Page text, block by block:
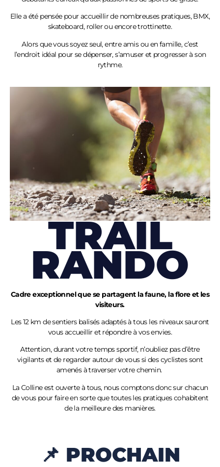
Elle a été pensée pour accueillir de nombreuses pratiques, BMX,
skateboard, roller ou encore trottinette.
Alors que vous soyez seul, entre amis ou en famille, c’est
l’endroit idéal pour se dépenser, s’amuser et progresser à son
rythme.
TRAIL
RANDO
Cadre exceptionnel que se partagent la faune, la flore et les
visiteurs.
Les 12 km de sentiers balisés adaptés à tous les niveaux sauront
vous accueillir et répondre à vos envies.
Attention, durant votre temps sportif, n’oubliez pas d’être
vigilants et de regarder autour de vous si des cyclistes sont
amenés à traverser votre chemin.
La Colline est ouverte à tous, nous comptons donc sur chacun
de vous pour faire en sorte que toutes les pratiques cohabitent
de la meilleure des manières.
📌 PROCHAIN